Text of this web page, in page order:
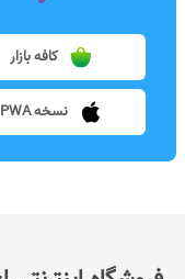
کافه بازار
نسخه PWA